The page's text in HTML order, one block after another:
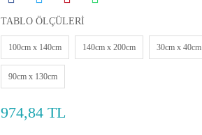
TABLO ÖLÇÜLERİ
100cm x 140cm 140cm x 200cm 30cm x 40cm
90cm x 130cm
974,84 TL